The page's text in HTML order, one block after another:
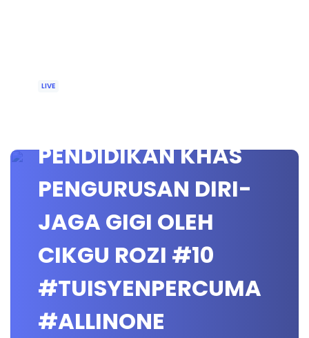
LIVE
PENDIDIKAN KHAS
PENGURUSAN DIRI-
JAGA GIGI OLEH
CIKGU ROZI #10
#TUISYENPERCUMA
#ALLINONE